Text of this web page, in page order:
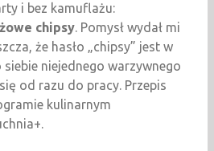
i bez kamuflażu:
chipsy. Pomysł wydał mi
że hasło „chipsy” jest w
niejednego warzywnego
od razu do pracy. Przepis
kulinarnym